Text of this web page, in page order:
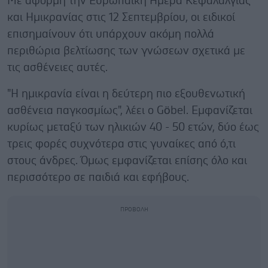
και Ημικρανίας στις 12 Σεπτεμβρίου, οι ειδικοί
επισημαίνουν ότι υπάρχουν ακόμη πολλά
περιθώρια βελτίωσης των γνώσεων σχετικά με
τις ασθένειες αυτές.
"Η ημικρανία είναι η δεύτερη πιο εξουθενωτική
ασθένεια παγκοσμίως", λέει ο Göbel. Εμφανίζεται
κυρίως μεταξύ των ηλικιών 40 - 50 ετών, δύο έως
τρεις φορές συχνότερα στις γυναίκες από ό,τι
στους άνδρες. Όμως εμφανίζεται επίσης όλο και
περισσότερο σε παιδιά και εφήβους.